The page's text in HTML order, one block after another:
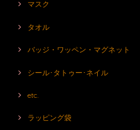
マスク
タオル
バッジ・ワッペン・マグネット
シール･タトゥー･ネイル
etc.
ラッピング袋